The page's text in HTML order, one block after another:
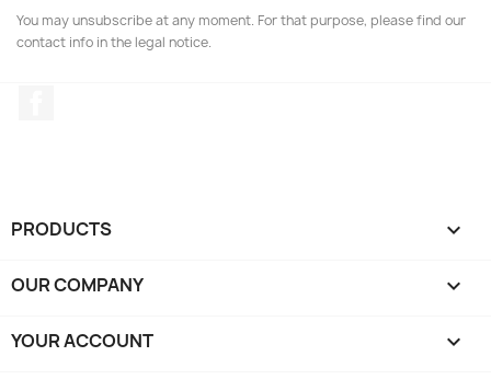
You may unsubscribe at any moment. For that purpose, please find our
contact info in the legal notice.
PRODUCTS 
OUR COMPANY 
YOUR ACCOUNT 